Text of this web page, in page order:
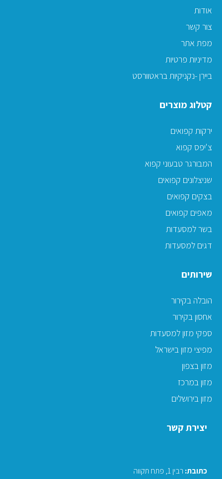
אודות
צור קשר
מפת אתר
מדיניות פרטיות
ביירן -נקניקיות בראטוורסט
קטלוג מוצרים
ירקות קפואים
צ'יפס קפוא
המבורגר טבעוני קפוא
שניצלונים קפואים
בצקים קפואים
מאפים קפואים
בשר למסעדות
דגים למסעדות
שירותים
הובלה בקירור
אחסון בקירור
ספקי מזון למסעדות
מפיצי מזון בישראל
מזון בצפון
מזון במרכז
מזון בירושלים
יצירת קשר
כתובת: רבין 1, פתח תקווה